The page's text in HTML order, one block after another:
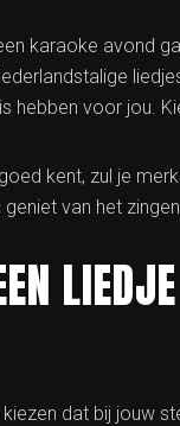
karaoke avond
hebben voor jou.
kent, zul je
van het
dat bij jouw